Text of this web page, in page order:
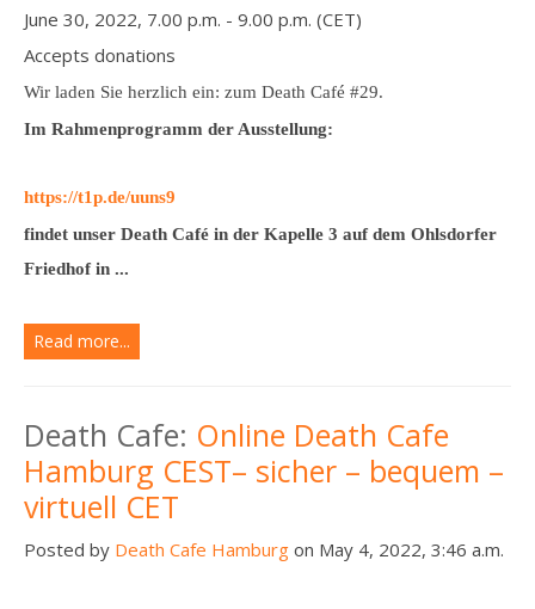
June 30, 2022, 7.00 p.m. - 9.00 p.m. (CET)
Accepts donations
Wir laden Sie herzlich ein: zum Death Café #29.
Im Rahmenprogramm der Ausstellung:
https://t1p.de/uuns9
findet unser Death Café in der Kapelle 3 auf dem Ohlsdorfer
Friedhof in ...
Read more...
Death Cafe: Online Death Cafe
Hamburg CEST– sicher – bequem –
virtuell CET
Posted by Death Cafe Hamburg on May 4, 2022, 3:46 a.m.